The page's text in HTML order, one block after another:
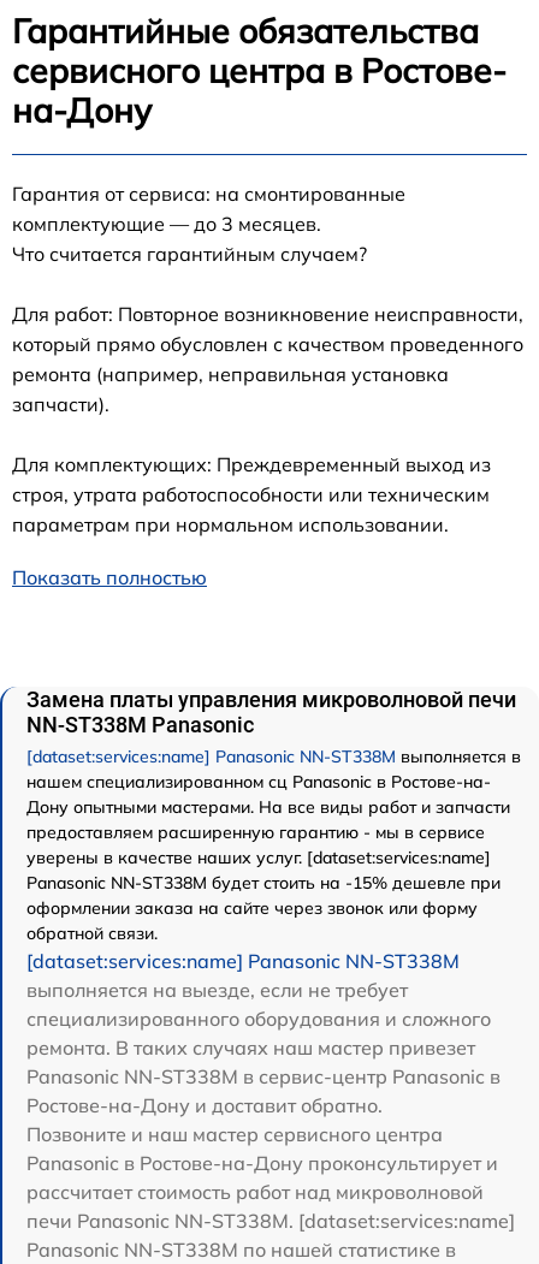
Гарантийные обязательства
сервисного центра в Ростове-
на-Дону
Гарантия от сервиса: на смонтированные
комплектующие — до 3 месяцев.
Что считается гарантийным случаем?
Для работ: Повторное возникновение неисправности,
который прямо обусловлен с качеством проведенного
ремонта (например, неправильная установка
запчасти).
Для комплектующих: Преждевременный выход из
строя, утрата работоспособности или техническим
параметрам при нормальном использовании.
Показать полностью
Замена платы управления микроволновой печи
NN-ST338M Panasonic
[dataset:services:name] Panasonic NN-ST338M выполняется в
нашем специализированном сц Panasonic в Ростове-на-
Дону опытными мастерами. На все виды работ и запчасти
предоставляем расширенную гарантию - мы в сервисе
уверены в качестве наших услуг. [dataset:services:name]
Panasonic NN-ST338M будет стоить на -15% дешевле при
оформлении заказа на сайте через звонок или форму
обратной связи.
[dataset:services:name] Panasonic NN-ST338M
выполняется на выезде, если не требует
специализированного оборудования и сложного
ремонта. В таких случаях наш мастер привезет
Panasonic NN-ST338M в сервис-центр Panasonic в
Ростове-на-Дону и доставит обратно.
Позвоните и наш мастер сервисного центра
Panasonic в Ростове-на-Дону проконсультирует и
рассчитает стоимость работ над микроволновой
печи Panasonic NN-ST338M. [dataset:services:name]
Panasonic NN-ST338M по нашей статистике в